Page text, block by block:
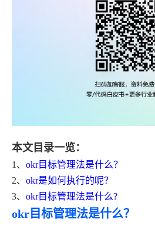
本文目录一览：
1、 okr目标管理法是什么？
2、 okr是如何执行的呢？
3、 okr目标管理法是什么?
okr目标管理法是什么？